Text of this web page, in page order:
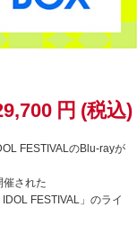
円 (税込)
FESTIVALのBlu-rayが
された
FESTIVAL」のライ